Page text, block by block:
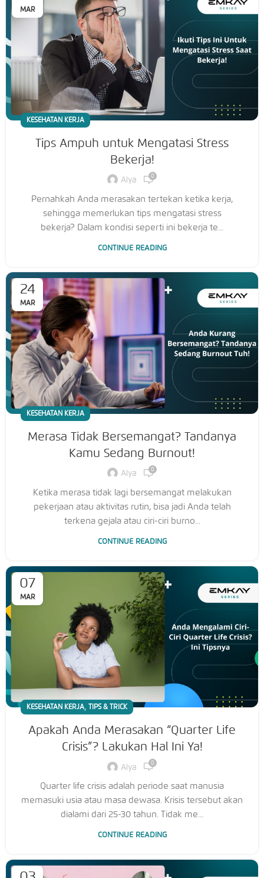
MAR
KESEHATAN KERJA
Tips Ampuh untuk Mengatasi Stress
Bekerja!
Alya 0
Pernahkah Anda merasakan tertekan ketika kerja,
sehingga memerlukan tips mengatasi stress
bekerja? Dalam kondisi seperti ini bekerja te...
CONTINUE READING
24
MAR
KESEHATAN KERJA
Merasa Tidak Bersemangat? Tandanya
Kamu Sedang Burnout!
Alya 0
Ketika merasa tidak lagi bersemangat melakukan
pekerjaan atau aktivitas rutin, bisa jadi Anda telah
terkena gejala atau ciri-ciri burno...
CONTINUE READING
07
MAR
KESEHATAN KERJA, TIPS & TRICK
Apakah Anda Merasakan “Quarter Life
Crisis”? Lakukan Hal Ini Ya!
Alya 0
Quarter life crisis adalah periode saat manusia
memasuki usia atau masa dewasa. Krisis tersebut akan
dialami dari 25-30 tahun. Tidak me...
CONTINUE READING